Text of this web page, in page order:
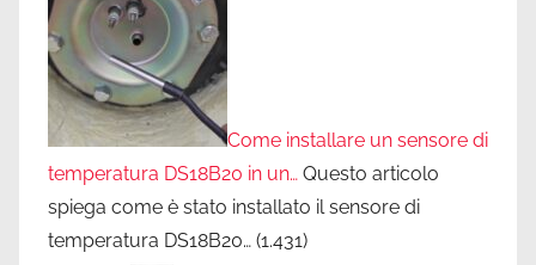
Come installare un sensore di
temperatura DS18B20 in un… Questo articolo
spiega come è stato installato il sensore di
temperatura DS18B20… (1.431)